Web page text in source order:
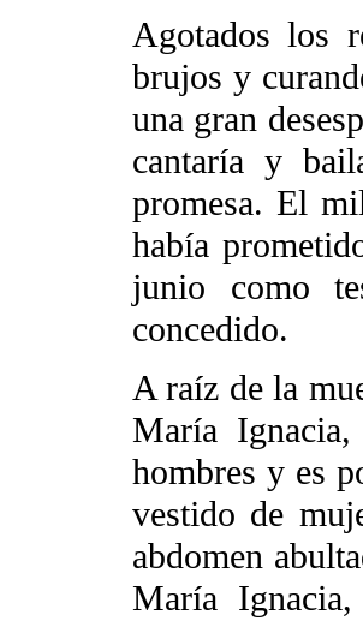
Agotados los
brujos y
una gran
cantaría y
promesa. El
había
junio como
concedido.
A raíz de la
María Ignacia,
hombres y es
vestido de
abdomen
María